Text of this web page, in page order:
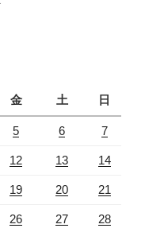
金 土 日
5 6 7
12 13 14
19 20 21
26 27 28